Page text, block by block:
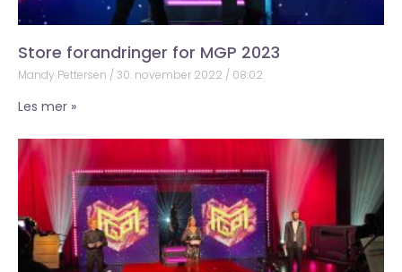
Store forandringer for MGP 2023
Mandy Pettersen 30. november 2022 08:02
Les mer »